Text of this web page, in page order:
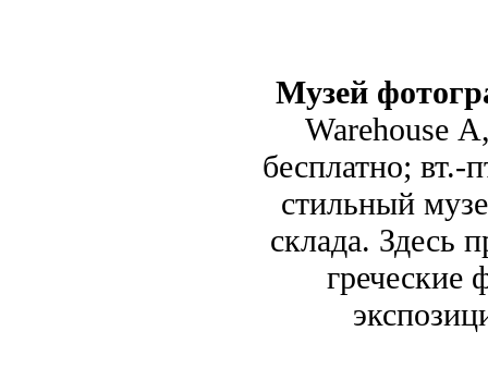
Музей
Warehouse
бесплатно; вт.-
стильный
склада. Здесь
греческие